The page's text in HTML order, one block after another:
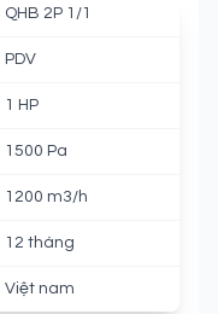
QHB 2P 1/1
PDV
1 HP
1500 Pa
1200 m3/h
12 tháng
Việt nam